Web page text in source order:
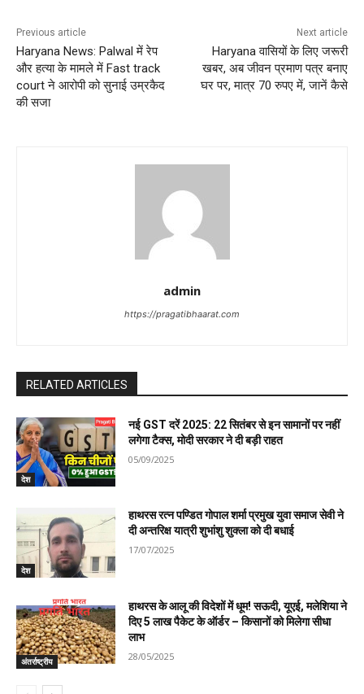
a
v
i
Previous article
Haryana News: Palwal में रेप
और हत्या के मामले में Fast track
court ने आरोपी को सुनाई उम्रकैद
की सजा
Next article
Haryana वासियों के लिए जरूरी
खबर, अब जीवन प्रमाण पत्र बनाए
घर पर, मात्र 70 रुपए में, जानें कैसे
admin
https://pragatibhaarat.com
RELATED ARTICLES
देश
नई GST दरें 2025: 22 सितंबर से इन सामानों पर नहीं
लगेगा टैक्स, मोदी सरकार ने दी बड़ी राहत
05/09/2025
देश
हाथरस रत्न पण्डित गोपाल शर्मा प्रमुख युवा समाज सेवी ने
दी अन्तरिक्ष यात्री शुभांशु शुक्ला को दी बधाई
17/07/2025
अंतर्राष्ट्रीय
हाथरस के आलू की विदेशों में धूम! सऊदी, यूएई, मलेशिया ने
दिए 5 लाख पैकेट के ऑर्डर – किसानों को मिलेगा सीधा
लाभ
28/05/2025